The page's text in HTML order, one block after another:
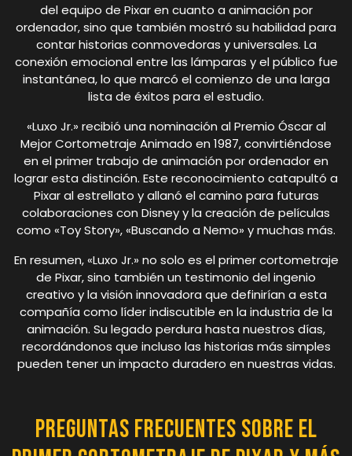
del equipo de Pixar en cuanto a animación por
ordenador, sino que también mostró su habilidad para
contar historias conmovedoras y universales. La
conexión emocional entre las lámparas y el público fue
instantánea, lo que marcó el comienzo de una larga
lista de éxitos para el estudio.
«Luxo Jr.» recibió una nominación al Premio Óscar al
Mejor Cortometraje Animado en 1987, convirtiéndose
en el primer trabajo de animación por ordenador en
lograr esta distinción. Este reconocimiento catapultó a
Pixar al estrellato y allanó el camino para futuras
colaboraciones con Disney y la creación de películas
como «Toy Story», «Buscando a Nemo» y muchas más.
En resumen, «Luxo Jr.» no solo es el primer cortometraje
de Pixar, sino también un testimonio del ingenio
creativo y la visión innovadora que definirían a esta
compañía como líder indiscutible en la industria de la
animación. Su legado perdura hasta nuestros días,
recordándonos que incluso las historias más simples
pueden tener un impacto duradero en nuestras vidas.
Preguntas Frecuentes sobre el